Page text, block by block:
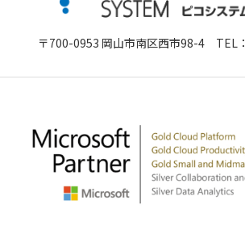
〒700-0953 岡山市南区西市98-4 TEL：